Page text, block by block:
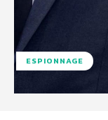
ESPIONNAGE